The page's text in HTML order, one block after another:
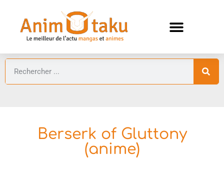
Berserk of Gluttony
(anime)